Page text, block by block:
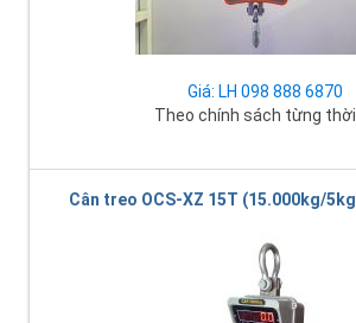
Giá: LH 098 888 6870
Theo chính sách từng
Cân treo OCS-XZ 15T (15.000kg/